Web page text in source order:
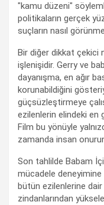
"kamu düzeni"
politikaların gerçek
suçların nasıl
Bir diğer dikkat çekici
işlenişidir. Gerry ve
dayanışma, en ağır
korunabildiğini
güçsüzleştirmeye
ezilenlerin elindeki en
Film bu yönüyle
zamanda insan
Son tahlilde Babam
mücadele deneyimine
bütün ezilenlerine
zindanlarından